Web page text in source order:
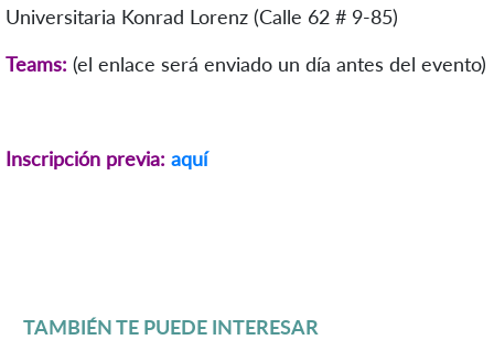
Universitaria Konrad Lorenz (Calle 62 # 9-85)
Teams: (el enlace será enviado un día antes del evento)
Inscripción previa: aquí
TAMBIÉN TE PUEDE INTERESAR